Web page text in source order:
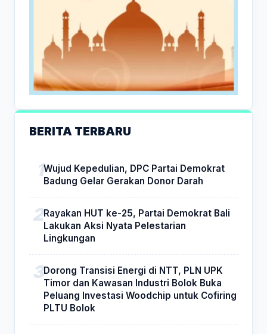
BERITA TERBARU
Wujud Kepedulian, DPC Partai Demokrat
Badung Gelar Gerakan Donor Darah
Rayakan HUT ke-25, Partai Demokrat Bali
Lakukan Aksi Nyata Pelestarian
Lingkungan
Dorong Transisi Energi di NTT, PLN UPK
Timor dan Kawasan Industri Bolok Buka
Peluang Investasi Woodchip untuk Cofiring
PLTU Bolok